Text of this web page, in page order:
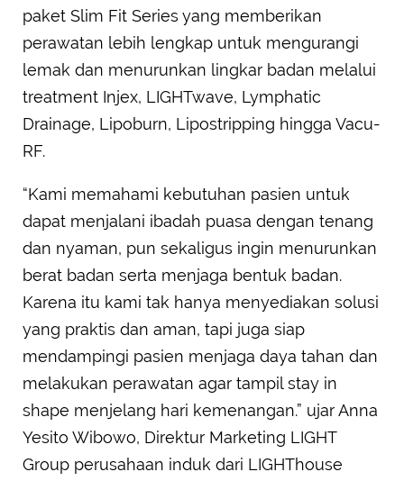
paket Slim Fit Series yang memberikan
perawatan lebih lengkap untuk mengurangi
lemak dan menurunkan lingkar badan melalui
treatment Injex, LIGHTwave, Lymphatic
Drainage, Lipoburn, Lipostripping hingga Vacu-
RF.
“Kami memahami kebutuhan pasien untuk
dapat menjalani ibadah puasa dengan tenang
dan nyaman, pun sekaligus ingin menurunkan
berat badan serta menjaga bentuk badan.
Karena itu kami tak hanya menyediakan solusi
yang praktis dan aman, tapi juga siap
mendampingi pasien menjaga daya tahan dan
melakukan perawatan agar tampil stay in
shape menjelang hari kemenangan.” ujar Anna
Yesito Wibowo, Direktur Marketing LIGHT
Group perusahaan induk dari LIGHThouse